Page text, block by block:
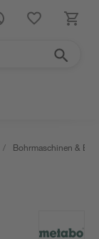
/ Bohrmaschinen &